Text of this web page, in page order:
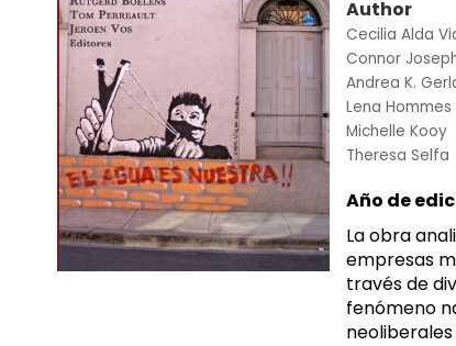
Author
Cecilia Alda
Connor
Andrea K.
Lena Hommes
Michelle Kooy
Theresa Selfa
Año de
La obra
empresas
través de
fenómeno
neoliberales